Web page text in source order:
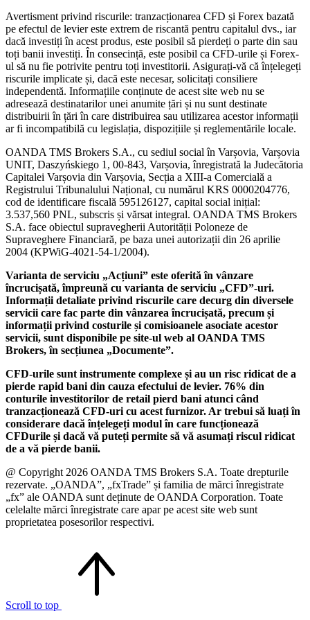
Avertisment privind riscurile: tranzacționarea CFD și Forex bazată
pe efectul de levier este extrem de riscantă pentru capitalul dvs., iar
dacă investiți în acest produs, este posibil să pierdeți o parte din sau
toți banii investiți. În consecință, este posibil ca CFD-urile și Forex-
ul să nu fie potrivite pentru toți investitorii. Asigurați-vă că înțelegeți
riscurile implicate și, dacă este necesar, solicitați consiliere
independentă. Informațiile conținute de acest site web nu se
adresează destinatarilor unei anumite țări și nu sunt destinate
distribuirii în țări în care distribuirea sau utilizarea acestor informații
ar fi incompatibilă cu legislația, dispozițiile și reglementările locale.
OANDA TMS Brokers S.A., cu sediul social în Varșovia, Varșovia
UNIT, Daszyńskiego 1, 00-843, Varșovia, înregistrată la Judecătoria
Capitalei Varșovia din Varșovia, Secția a XIII-a Comercială a
Registrului Tribunalului Național, cu numărul KRS 0000204776,
cod de identificare fiscală 595126127, capital social inițial:
3.537,560 PNL, subscris și vărsat integral. OANDA TMS Brokers
S.A. face obiectul supravegherii Autorității Poloneze de
Supraveghere Financiară, pe baza unei autorizații din 26 aprilie
2004 (KPWiG-4021-54-1/2004).
Varianta de serviciu „Acțiuni” este oferită în vânzare
încrucișată, împreună cu varianta de serviciu „CFD”-uri.
Informații detaliate privind riscurile care decurg din diversele
servicii care fac parte din vânzarea încrucișată, precum și
informații privind costurile și comisioanele asociate acestor
servicii, sunt disponibile pe site-ul web al OANDA TMS
Brokers, în secțiunea „Documente”.
CFD-urile sunt instrumente complexe și au un risc ridicat de a
pierde rapid bani din cauza efectului de levier. 76% din
conturile investitorilor de retail pierd bani atunci când
tranzacționează CFD-uri cu acest furnizor. Ar trebui să luați în
considerare dacă înțelegeți modul în care funcționează
CFDurile și dacă vă puteți permite să vă asumați riscul ridicat
de a vă pierde banii.
@ Copyright 2026 OANDA TMS Brokers S.A. Toate drepturile
rezervate. „OANDA”, „fxTrade” și familia de mărci înregistrate
„fx” ale OANDA sunt deținute de OANDA Corporation. Toate
celelalte mărci înregistrate care apar pe acest site web sunt
proprietatea posesorilor respectivi.
Scroll to top